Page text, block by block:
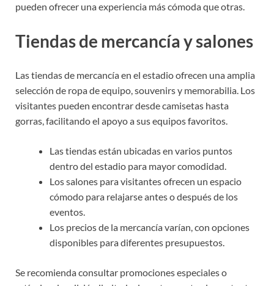
pueden ofrecer una experiencia más cómoda que otras.
Tiendas de mercancía y salones
Las tiendas de mercancía en el estadio ofrecen una amplia
selección de ropa de equipo, souvenirs y memorabilia. Los
visitantes pueden encontrar desde camisetas hasta
gorras, facilitando el apoyo a sus equipos favoritos.
Las tiendas están ubicadas en varios puntos
dentro del estadio para mayor comodidad.
Los salones para visitantes ofrecen un espacio
cómodo para relajarse antes o después de los
eventos.
Los precios de la mercancía varían, con opciones
disponibles para diferentes presupuestos.
Se recomienda consultar promociones especiales o